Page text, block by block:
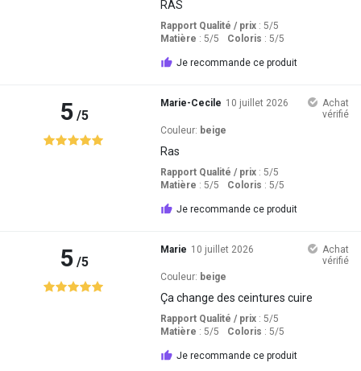
RAS
Rapport Qualité / prix: 5/5
Matière : 5/5 Coloris : 5/5
Je recommande ce produit
5/5
Marie-Cecile 10 juillet 2026
Achat
vérifié
Couleur: beige
Ras
Rapport Qualité / prix: 5/5
Matière : 5/5 Coloris : 5/5
Je recommande ce produit
5/5
Marie 10 juillet 2026
Achat
vérifié
Couleur: beige
Ça change des ceintures cuire
Rapport Qualité / prix: 5/5
Matière : 5/5 Coloris : 5/5
Je recommande ce produit